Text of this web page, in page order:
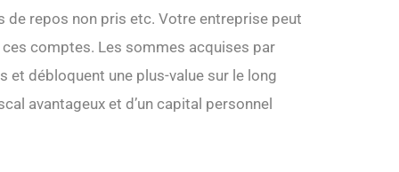
de repos non pris etc. Votre entreprise peut
comptes. Les sommes acquises par
et débloquent une plus-value sur le long
avantageux et d’un capital personnel